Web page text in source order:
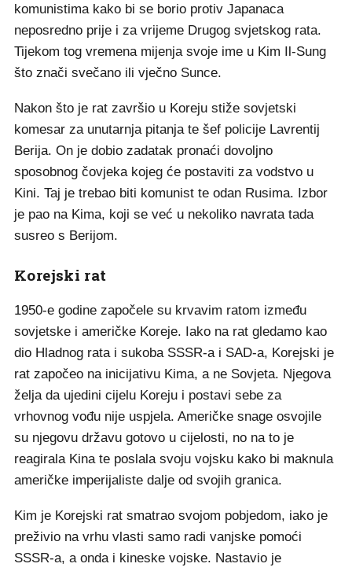
komunistima kako bi se borio protiv Japanaca
neposredno prije i za vrijeme Drugog svjetskog rata.
Tijekom tog vremena mijenja svoje ime u Kim Il-Sung
što znači svečano ili vječno Sunce.
Nakon što je rat završio u Koreju stiže sovjetski
komesar za unutarnja pitanja te šef policije Lavrentij
Berija. On je dobio zadatak pronaći dovoljno
sposobnog čovjeka kojeg će postaviti za vodstvo u
Kini. Taj je trebao biti komunist te odan Rusima. Izbor
je pao na Kima, koji se već u nekoliko navrata tada
susreo s Berijom.
Korejski rat
1950-e godine započele su krvavim ratom između
sovjetske i američke Koreje. Iako na rat gledamo kao
dio Hladnog rata i sukoba SSSR-a i SAD-a, Korejski je
rat započeo na inicijativu Kima, a ne Sovjeta. Njegova
želja da ujedini cijelu Koreju i postavi sebe za
vrhovnog vođu nije uspjela. Američke snage osvojile
su njegovu državu gotovo u cijelosti, no na to je
reagirala Kina te poslala svoju vojsku kako bi maknula
američke imperijaliste dalje od svojih granica.
Kim je Korejski rat smatrao svojom pobjedom, iako je
preživio na vrhu vlasti samo radi vanjske pomoći
SSSR-a, a onda i kineske vojske. Nastavio je